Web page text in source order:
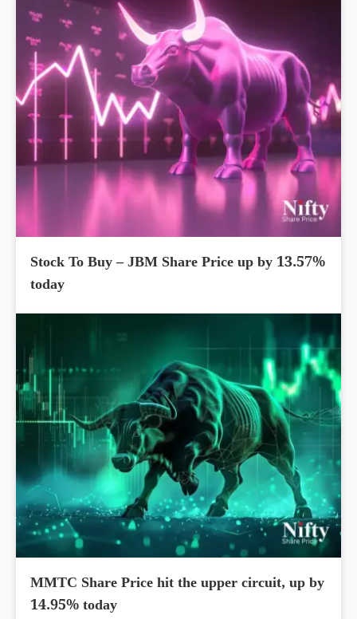
Stock To Buy – JBM Share Price up by 13.57%
today
MMTC Share Price hit the upper circuit, up by
14.95% today